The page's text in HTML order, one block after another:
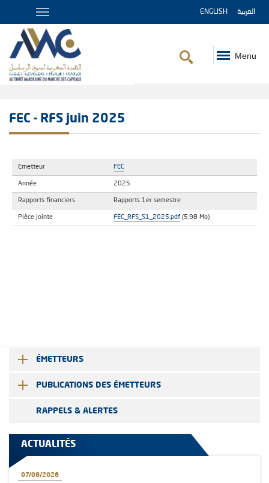
ENGLISH العربية
Menu
FEC - RFS juin 2025
Emetteur FEC
Année 2025
Rapports financiers Rapports 1er semestre
Pièce jointe FEC_RFS_S1_2025.pdf (5.98 Mo)
ÉMETTEURS
PUBLICATIONS DES ÉMETTEURS
RAPPELS & ALERTES
ACTUALITÉS
07/08/2026